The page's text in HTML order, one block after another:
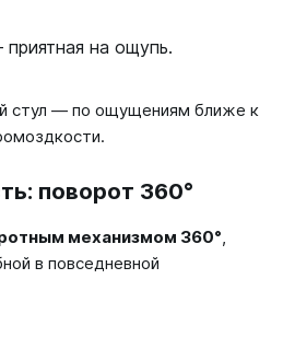
на ощупь.
стул — по ощущениям ближе к
поворот 360°
механизмом 360°,
в повседневной